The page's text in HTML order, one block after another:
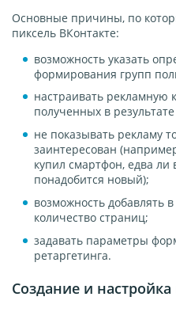
Основные причины, по
пиксель ВКонтакте:
возможность указать
формирования групп
настраивать рекламную
полученных в
не показывать рекламу
заинтересован
купил смартфон, едва
понадобится новый);
возможность добавлять
количество страниц;
задавать параметры
ретаргетинга.
Создание и